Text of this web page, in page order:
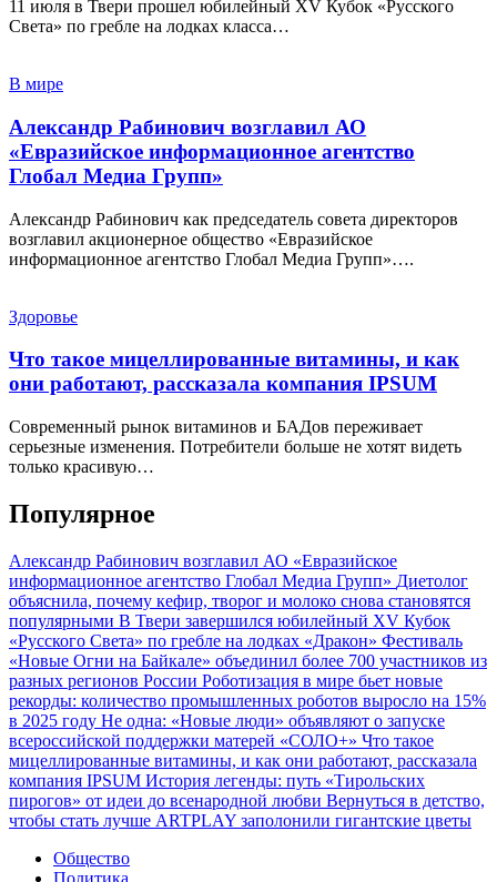
11 июля в Твери прошел юбилейный XV Кубок «Русского
Света» по гребле на лодках класса…
В мире
Александр Рабинович возглавил АО
«Евразийское информационное агентство
Глобал Медиа Групп»
Александр Рабинович как председатель совета директоров
возглавил акционерное общество «Евразийское
информационное агентство Глобал Медиа Групп»….
Здоровье
Что такое мицеллированные витамины, и как
они работают, рассказала компания IPSUM
Современный рынок витаминов и БАДов переживает
серьезные изменения. Потребители больше не хотят видеть
только красивую…
Популярное
Александр Рабинович возглавил АО «Евразийское
информационное агентство Глобал Медиа Групп» Диетолог
объяснила, почему кефир, творог и молоко снова становятся
популярными В Твери завершился юбилейный XV Кубок
«Русского Света» по гребле на лодках «Дракон» Фестиваль
«Новые Огни на Байкале» объединил более 700 участников из
разных регионов России Роботизация в мире бьет новые
рекорды: количество промышленных роботов выросло на 15%
в 2025 году Не одна: «Новые люди» объявляют о запуске
всероссийской поддержки матерей «СОЛО+» Что такое
мицеллированные витамины, и как они работают, рассказала
компания IPSUM История легенды: путь «Тирольских
пирогов» от идеи до всенародной любви Вернуться в детство,
чтобы стать лучше ARTPLAY заполонили гигантские цветы
Общество
Политика